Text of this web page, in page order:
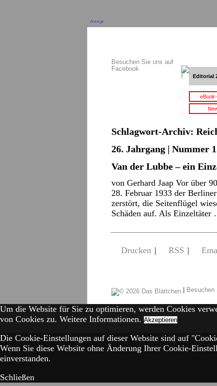
Anzeige
Besuchen Sie uns auf
Facebook
Editorial
Schlagwort-Archiv:
26. Jahrgang | Nummer
Van der Lubbe – ein
von Gerhard Jaap Vor über
28. Februar 1933 der
zerstört, die Seitenflügel
Schäden auf. Als
Drucken | RSS |
|
Um die Website für Sie zu optimieren, werden Cookies
von Cookies zu. Weitere Informationen. Akzeptieren
Die Cookie-Einstellungen auf dieser Website sind auf
Wenn Sie diese Website ohne Änderung Ihrer Cookie-
einverstanden.
Schließen